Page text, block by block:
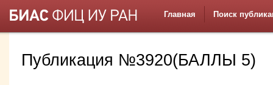
Главная Поиск
Публикация №3920(БАЛЛЫ 5)